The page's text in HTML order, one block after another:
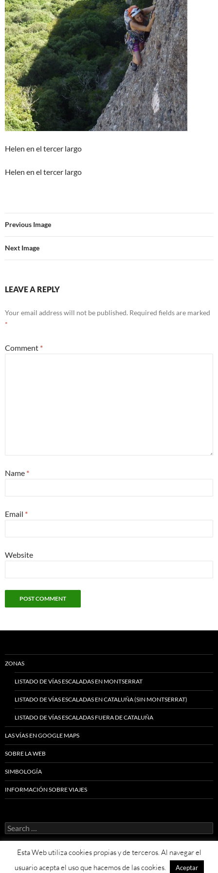
Helen en el tercer largo
Helen en el tercer largo
Previous Image
Next Image
LEAVE A REPLY
Your email address will not be published. Required fields are marked
*
Comment *
Name *
Email *
Website
ZONAS
LISTADO DE VÍAS ESCALADAS EN MONTSERRAT
LISTADO DE VÍAS ESCALADAS EN CATALUÑA (SIN MONTSERRAT)
LISTADO DE VÍAS ESCALADAS FUERA DE CATALUÑA
LAS VÍAS EN GOOGLE MAPS
SOBRE LA WEB
SIMBOLOGÍA
INFORMACIÓN SOBRE VIAJES
Search
for:
Proudly powered by WordPress
Esta Web utiliza cookies propias y de terceros. Al navegar el
usuario acepta el uso que hacemos de las cookies.
Aceptar